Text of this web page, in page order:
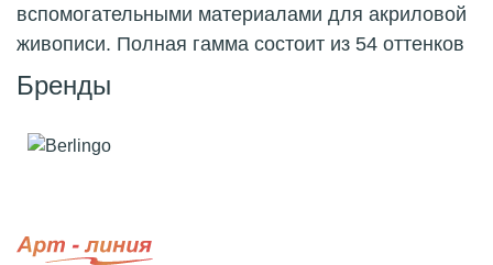
вспомогательными материалами для акриловой
живописи. Полная гамма состоит из 54 оттенков
Бренды